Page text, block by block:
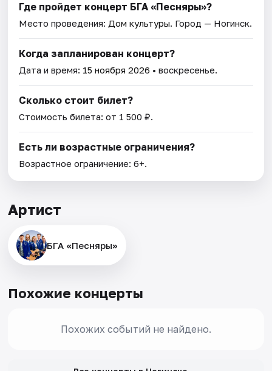
Где пройдет концерт БГА «Песняры»?
Место проведения: Дом культуры. Город — Ногинск.
Когда запланирован концерт?
Дата и время: 15 ноября 2026 • воскресенье.
Сколько стоит билет?
Стоимость билета: от 1 500 ₽.
Есть ли возрастные ограничения?
Возрастное ограничение: 6+.
Артист
БГА «Песняры»
Похожие концерты
Похожих событий не найдено.